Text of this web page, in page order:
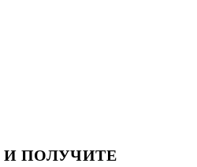
И ПОЛУЧИТЕ